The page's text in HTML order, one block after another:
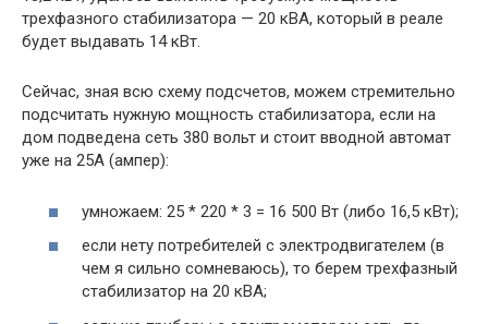
трехфазного стабилизатора — 20 кВА, который в реале
будет выдавать 14 кВт.
Сейчас, зная всю схему подсчетов, можем стремительно
подсчитать нужную мощность стабилизатора, если на
дом подведена сеть 380 вольт и стоит вводной автомат
уже на 25А (ампер):
умножаем: 25 * 220 * 3 = 16 500 Вт (либо 16,5 кВт);
если нету потребителей с электродвигателем (в
чем я сильно сомневаюсь), то берем трехфазный
стабилизатор на 20 кВА;